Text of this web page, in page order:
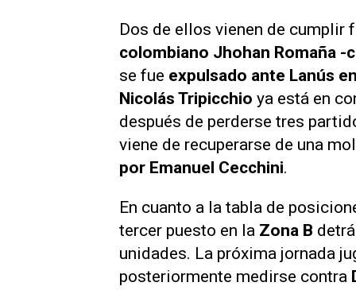
Dos de ellos vienen de cumplir
colombiano Jhohan Romaña -
se fue expulsado ante Lanús
Nicolás Tripicchio ya está en
después de perderse tres
viene de recuperarse de una
por Emanuel Cecchini.
En cuanto a la tabla de
tercer puesto en la Zona B
unidades. La próxima jornada
posteriormente medirse contra